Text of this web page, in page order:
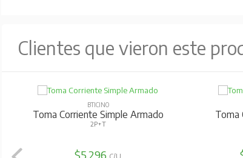
Clientes que vieron este
BTICINO
Toma Corriente Simple Armado
2P+T
$5.296
Toma